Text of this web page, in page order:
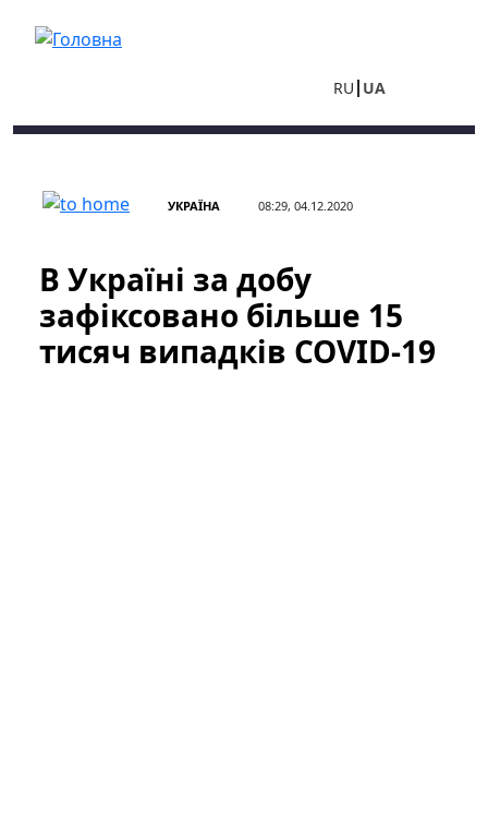
RU UA
УКРАЇНА 08:29, 04.12.2020
В Україні за добу
зафіксовано більше 15
тисяч випадків COVID-19